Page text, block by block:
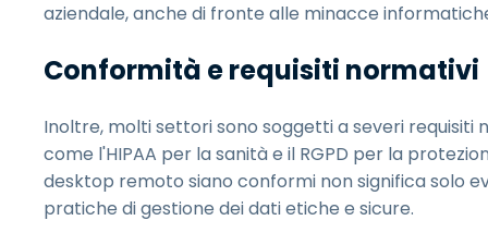
aziendale, anche di fronte alle minacce
Conformità e requisiti normativi
Inoltre, molti settori sono soggetti a severi
come l'HIPAA per la sanità e il RGPD per la
desktop remoto siano conformi non significa solo
pratiche di gestione dei dati etiche e sicure.